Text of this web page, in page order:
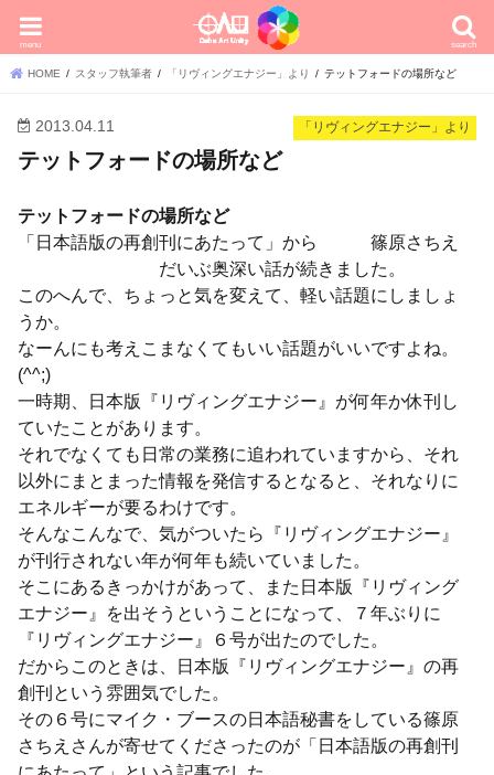
search
menu
HOME スタッフ執筆者 「リヴィングエナジー」より テットフォードの場所など
「リヴィングエナジー」より
2013.04.11
テットフォードの場所など
テットフォードの場所など
「日本語版の再創刊にあたって」から 篠原さちえ
だいぶ奥深い話が続きました。
このへんで、ちょっと気を変えて、軽い話題にしましょ
うか。
なーんにも考えこまなくてもいい話題がいいですよね。
(^^;)
一時期、日本版『リヴィングエナジー』が何年か休刊し
ていたことがあります。
それでなくても日常の業務に追われていますから、それ
以外にまとまった情報を発信するとなると、それなりに
エネルギーが要るわけです。
そんなこんなで、気がついたら『リヴィングエナジー』
が刊行されない年が何年も続いていました。
そこにあるきっかけがあって、また日本版『リヴィング
エナジー』を出そうということになって、７年ぶりに
『リヴィングエナジー』６号が出たのでした。
だからこのときは、日本版『リヴィングエナジー』の再
創刊という雰囲気でした。
その６号にマイク・ブースの日本語秘書をしている篠原
さちえさんが寄せてくださったのが「日本語版の再創刊